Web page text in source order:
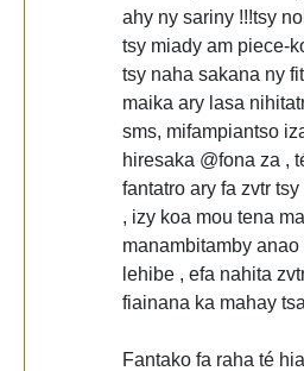
ahy ny sariny !!!tsy
tsy miady am piece-
tsy naha sakana ny
maika ary lasa
sms, mifampiantso
hiresaka @fona za ,
fantatro ary fa zvtr
, izy koa mou tena
manambitamby
lehibe , efa nahita
fiainana ka mahay
Fantako fa raha té